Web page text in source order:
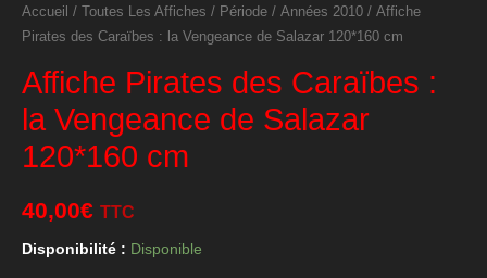
Accueil / Toutes Les Affiches / Période / Années 2010 / Affiche
Pirates des Caraïbes : la Vengeance de Salazar 120*160 cm
Affiche Pirates des Caraïbes :
la Vengeance de Salazar
120*160 cm
40,00€ TTC
Disponibilité : Disponible